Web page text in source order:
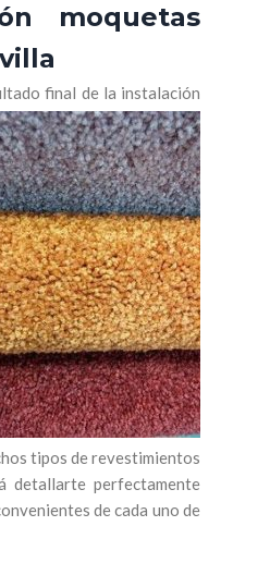
moquetas
final dela instalación
tipos de revestimientos
detallarte perfectamente
de cada uno de